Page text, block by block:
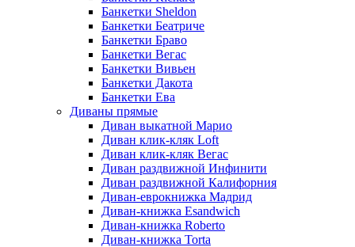
Банкетки Sheldon
Банкетки Беатриче
Банкетки Браво
Банкетки Вегас
Банкетки Вивьен
Банкетки Дакота
Банкетки Ева
Диваны прямые
Диван выкатной Марио
Диван клик-кляк Loft
Диван клик-кляк Вегас
Диван раздвижной Инфинити
Диван раздвижной Калифорния
Диван-еврокнижка Мадрид
Диван-книжка Esandwich
Диван-книжка Roberto
Диван-книжка Torta